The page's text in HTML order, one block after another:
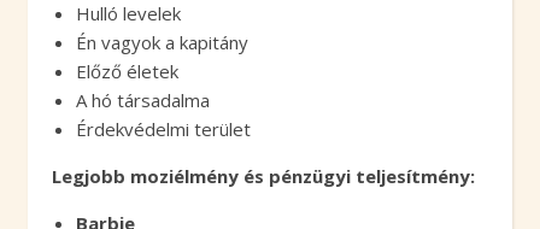
Hulló levelek
Én vagyok a kapitány
Előző életek
A hó társadalma
Érdekvédelmi terület
Legjobb moziélmény és pénzügyi teljesítmény:
Barbie